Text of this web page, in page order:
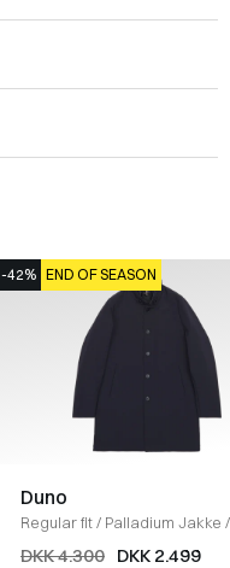
-42% END OF SEASON
Duno
Regular fit/ Palladium Jakke /
DKK 4.300 DKK 2.499